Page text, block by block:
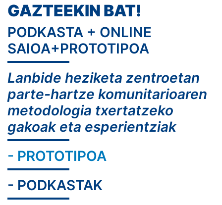
GAZTEEKIN BAT!
PODKASTA + ONLINE
SAIOA+PROTOTIPOA
Lanbide heziketa zentroetan
parte-hartze komunitarioaren
metodologia txertatzeko
gakoak eta esperientziak
- PROTOTIPOA
- PODKASTAK